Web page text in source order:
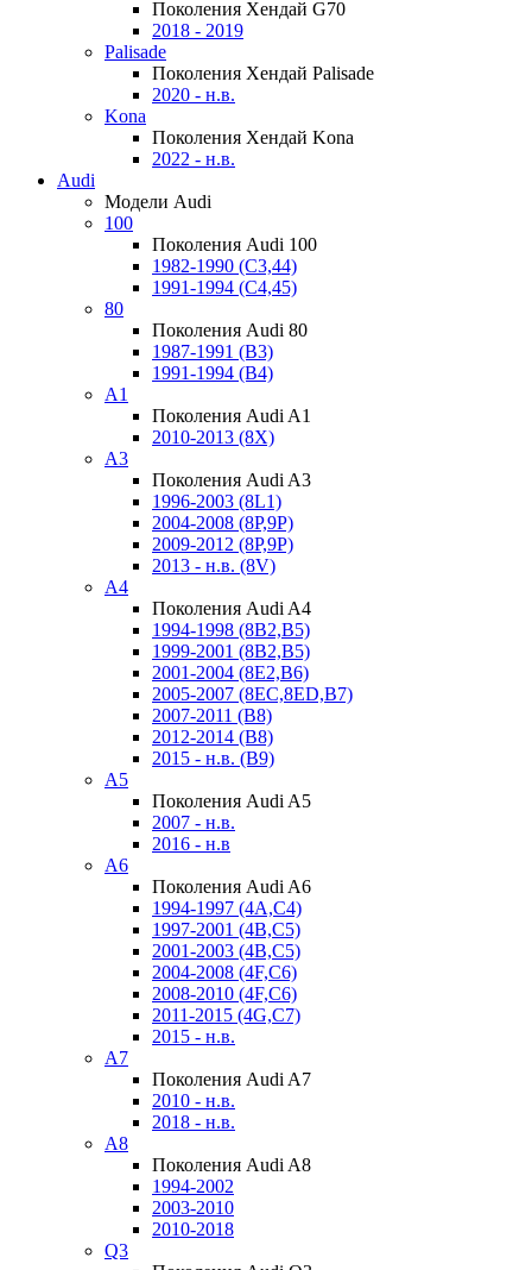
Поколения Хендай G70
2018 - 2019
Palisade
Поколения Хендай Palisade
2020 - н.в.
Kona
Поколения Хендай Kona
2022 - н.в.
Audi
Модели Audi
100
Поколения Audi 100
1982-1990 (С3,44)
1991-1994 (С4,45)
80
Поколения Audi 80
1987-1991 (B3)
1991-1994 (B4)
A1
Поколения Audi A1
2010-2013 (8X)
A3
Поколения Audi A3
1996-2003 (8L1)
2004-2008 (8P,9P)
2009-2012 (8P,9P)
2013 - н.в. (8V)
A4
Поколения Audi A4
1994-1998 (8B2,B5)
1999-2001 (8B2,B5)
2001-2004 (8E2,B6)
2005-2007 (8EC,8ED,B7)
2007-2011 (B8)
2012-2014 (B8)
2015 - н.в. (B9)
A5
Поколения Audi A5
2007 - н.в.
2016 - н.в
A6
Поколения Audi A6
1994-1997 (4A,C4)
1997-2001 (4B,C5)
2001-2003 (4B,C5)
2004-2008 (4F,C6)
2008-2010 (4F,C6)
2011-2015 (4G,C7)
2015 - н.в.
A7
Поколения Audi A7
2010 - н.в.
2018 - н.в.
A8
Поколения Audi A8
1994-2002
2003-2010
2010-2018
Q3